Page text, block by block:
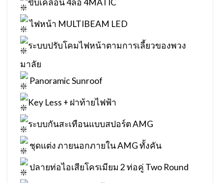
ขับเคลื่อน 4ล้อ 4MATIC
ไฟหน้า MULTIBEAM LED
ระบบปรับโคมไฟหน้าตามการเลี้ยวของพวง
มาลัย
Panoramic Sunroof
Key Less + ฝาท้ายไฟฟ้า
ระบบกันสะเทือนแบบสปอร์ต AMG
ชุดแต่ง ภายนอกภายใน AMG ทั้งคัน
ปลายท่อไอเสียโครเมียม 2 ท่อคู่ Two Round